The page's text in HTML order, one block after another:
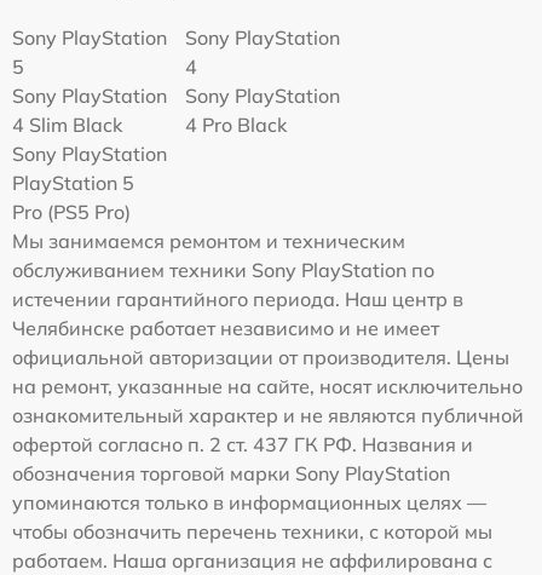
Sony PlayStation
5
Sony PlayStation
4
Sony PlayStation
4 Slim Black
Sony PlayStation
4 Pro Black
Sony PlayStation
PlayStation 5
Pro (PS5 Pro)
Мы занимаемся ремонтом и техническим
обслуживанием техники Sony PlayStation по
истечении гарантийного периода. Наш центр в
Челябинске работает независимо и не имеет
официальной авторизации от производителя. Цены
на ремонт, указанные на сайте, носят исключительно
ознакомительный характер и не являются публичной
офертой согласно п. 2 ст. 437 ГК РФ. Названия и
обозначения торговой марки Sony PlayStation
упоминаются только в информационных целях —
чтобы обозначить перечень техники, с которой мы
работаем. Наша организация не аффилирована с